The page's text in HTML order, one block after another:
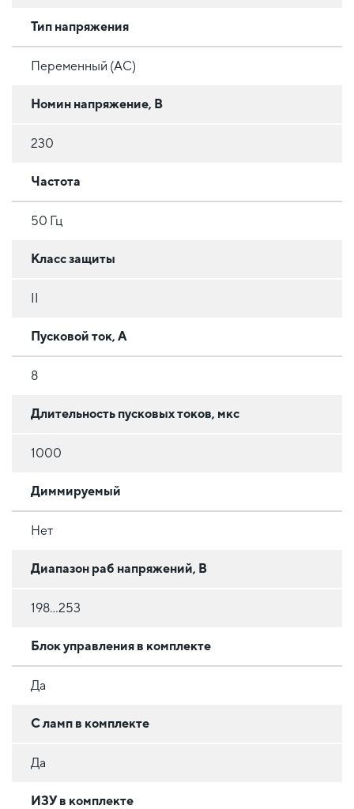
Тип напряжения
Переменный (AC)
Номин напряжение, В
230
Частота
50 Гц
Класс защиты
II
Пусковой ток, А
8
Длительность пусковых токов, мкс
1000
Диммируемый
Нет
Диапазон раб напряжений, В
198...253
Блок управления в комплекте
Да
С ламп в комплекте
Да
ИЗУ в комплекте